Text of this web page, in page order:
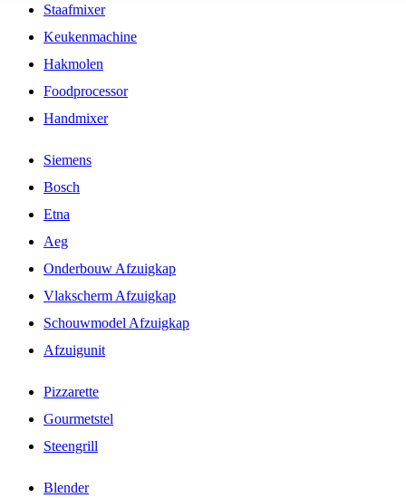
Staafmixer
Keukenmachine
Hakmolen
Foodprocessor
Handmixer
Siemens
Bosch
Etna
Aeg
Onderbouw Afzuigkap
Vlakscherm Afzuigkap
Schouwmodel Afzuigkap
Afzuigunit
Pizzarette
Gourmetstel
Steengrill
Blender